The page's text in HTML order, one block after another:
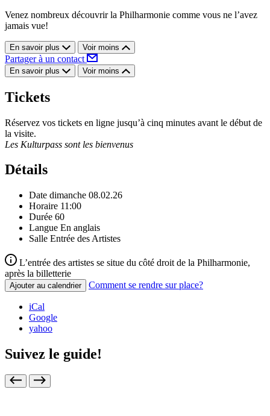
Venez nombreux découvrir la Philharmonie comme vous ne l’avez
jamais vue!
En savoir plus Voir moins
Partager à un contact
En savoir plus Voir moins
Tickets
Réservez vos tickets en ligne jusqu’à cinq minutes avant le début de
la visite.
Les Kulturpass sont les bienvenus
Détails
Date dimanche 08.02.26
Horaire 11:00
Durée 60
Langue En anglais
Salle Entrée des Artistes
L’entrée des artistes se situe du côté droit de la Philharmonie,
après la billetterie
Ajouter au calendrier Comment se rendre sur place?
iCal
Google
yahoo
Suivez le guide!